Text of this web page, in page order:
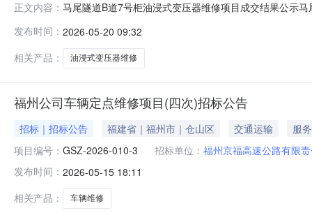
正文内容： 马尾隧道B道7号柜油浸式变压器维修项目成交结果公示
州京福高速公路有限责任公司机电维护中心本项目最高
展有限公司成交金额：
发布时间： 2026-05-20 09:32
相关产品：
油浸式变压器维修
福州公司车辆定点维修项目(四次)招标公告
招标｜招标公告 福建省｜福州市｜仓山区 交通运输
服务
项目编号： GSZ-2026-010-3 招标单位： 福州京福高速公路有限
发布时间： 2026-05-15 18:11
相关产品：
车辆维修